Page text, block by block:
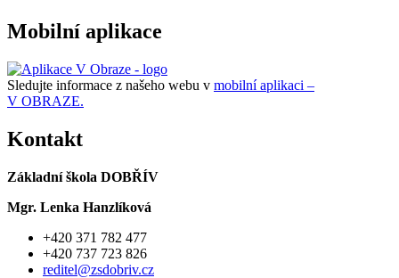
Mobilní aplikace
Sledujte informace z našeho webu v mobilní aplikaci –
V OBRAZE.
Kontakt
Základní škola DOBŘÍV
Mgr. Lenka Hanzlíková
+420 371 782 477
+420 737 723 826
reditel@zsdobriv.cz